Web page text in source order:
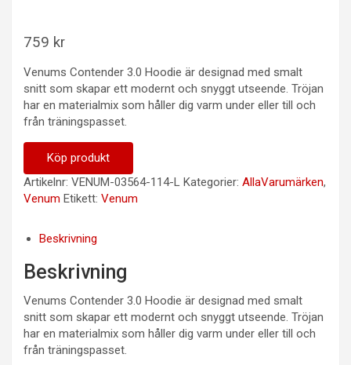
759 kr
Venums Contender 3.0 Hoodie är designad med smalt
snitt som skapar ett modernt och snyggt utseende. Tröjan
har en materialmix som håller dig varm under eller till och
från träningspasset.
Köp produkt
Artikelnr: VENUM-03564-114-L Kategorier: AllaVarumärken,
Venum Etikett: Venum
Beskrivning
Beskrivning
Venums Contender 3.0 Hoodie är designad med smalt
snitt som skapar ett modernt och snyggt utseende. Tröjan
har en materialmix som håller dig varm under eller till och
från träningspasset.